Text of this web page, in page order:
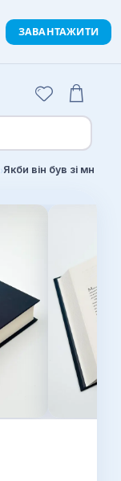
›Якби він був зі мною
ЗАВАНТАЖИТИ